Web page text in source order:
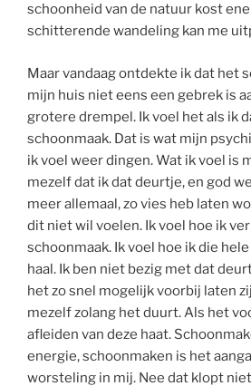
schoonheid van de natuur kost
schitterende wandeling kan me
Maar vandaag ontdekte ik dat het
mijn huis niet eens een gebrek is
grotere drempel. Ik voel het als ik
schoonmaak. Dat is wat mijn
ik voel weer dingen. Wat ik voel is
mezelf dat ik dat deurtje, en god
meer allemaal, zo vies heb laten
dit niet wil voelen. Ik voel hoe ik
schoonmaak. Ik voel hoe ik die
haal. Ik ben niet bezig met dat
het zo snel mogelijk voorbij laten
mezelf zolang het duurt. Als het
afleiden van deze haat.
energie, schoonmaken is het
worsteling in mij. Nee dat klopt